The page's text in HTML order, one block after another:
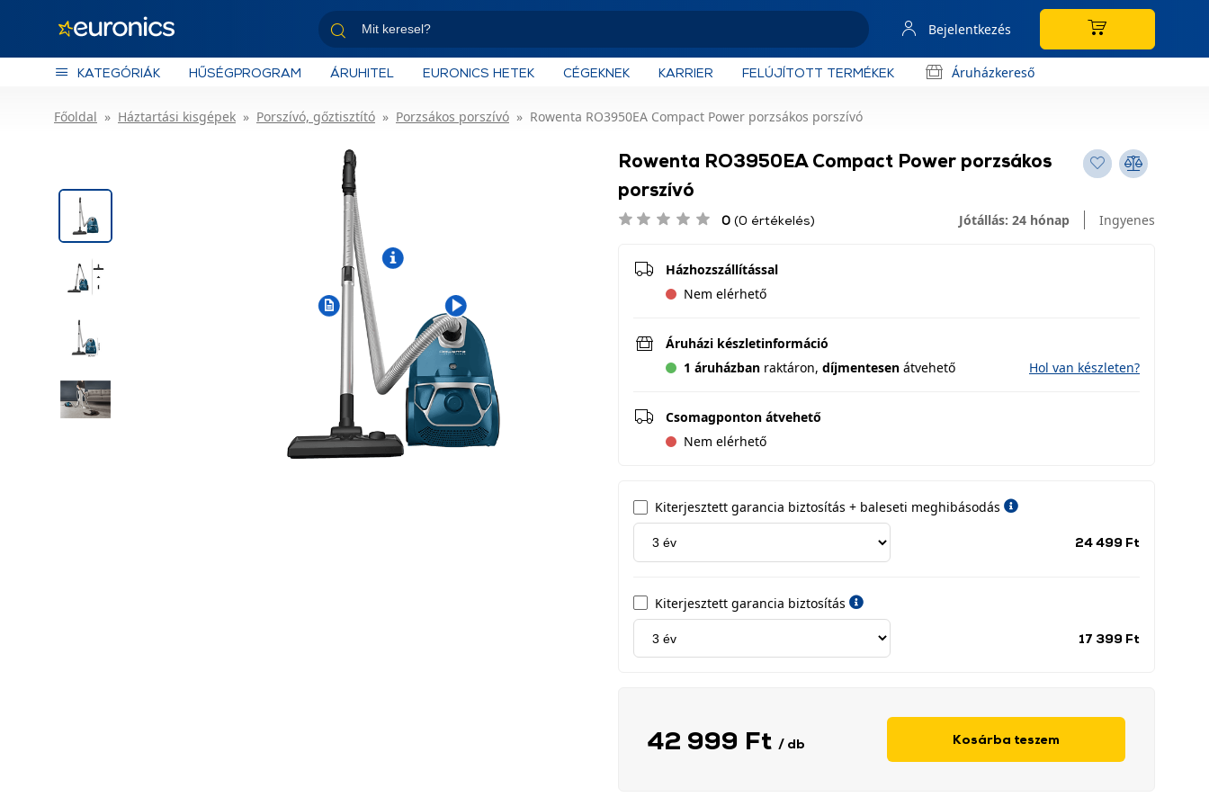
Bejelentkezés
KATEGÓRIÁK HŰSÉGPROGRAM ÁRUHITEL EURONICS HETEK CÉGEKNEK KARRIER FELÚJÍTOTT TERMÉKEK Áruházkereső
Főoldal Háztartási kisgépek Porszívó, gőztisztító Porzsákos porszívó Rowenta RO3950EA Compact Power porzsákos porszívó
Rowenta RO3950EA Compact Power porzsákos
porszívó
0 (0 értékelés) Jótállás: 24 hónap Ingyenes
Házhozszállítással
Nem elérhető
Áruházi készletinformáció
1 áruházban raktáron, díjmentesen átvehető Hol van készleten?
Csomagponton átvehető
Nem elérhető
Kiterjesztett garancia biztosítás + baleseti meghibásodás
időszak
24 499 Ft
Kiterjesztett garancia biztosítás
időszak
17 399 Ft
42 999 Ft / db Kosárba teszem